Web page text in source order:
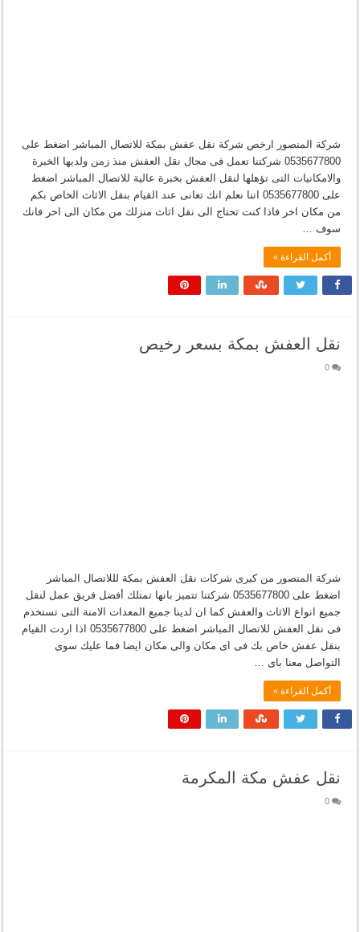
شركة المنصور ارخص شركة نقل عفش بمكة للاتصال المباشر اضغط على
0535677800 شركتنا تعمل فى مجال نقل العفش منذ زمن ولديها الخبرة
والامكانيات التى تؤهلها لنقل العفش بخبرة عالية للاتصال المباشر اضغط
على 0535677800 اننا نعلم انك تعانى عند القيام بنقل الاثاث الخاص بكم
من مكان اخر فاذا كنت تحتاج الى نقل اثاث منزلك من مكان الى اخر فانك
سوف …
أكمل القراءة »
نقل العفش بمكة بسعر رخيص
0
شركة المنصور من كبرى شركات نقل العفش بمكة لللاتصال المباشر
اضغط على 0535677800 شركتنا تتميز بانها تمتلك أفضل فريق عمل لنقل
جميع انواع الاثاث والعفش كما ان لدينا جميع المعدات الامنة التى تستخدم
فى نقل العفش للاتصال المباشر اضغط على 0535677800 اذا اردت القيام
بنقل عفش خاص بك فى اى مكان والى مكان ايضا فما عليك سوى
التواصل معنا باى …
أكمل القراءة »
نقل عفش مكة المكرمة
0